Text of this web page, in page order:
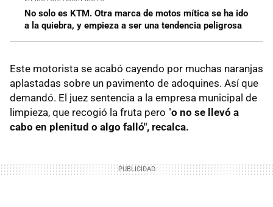
No solo es KTM. Otra marca de motos mítica se ha ido
a la quiebra, y empieza a ser una tendencia peligrosa
Este motorista se acabó cayendo por muchas naranjas
aplastadas sobre un pavimento de adoquines. Así que
demandó. El juez sentencia a la empresa municipal de
limpieza, que recogió la fruta pero "o no se llevó a
cabo en plenitud o algo falló", recalca.